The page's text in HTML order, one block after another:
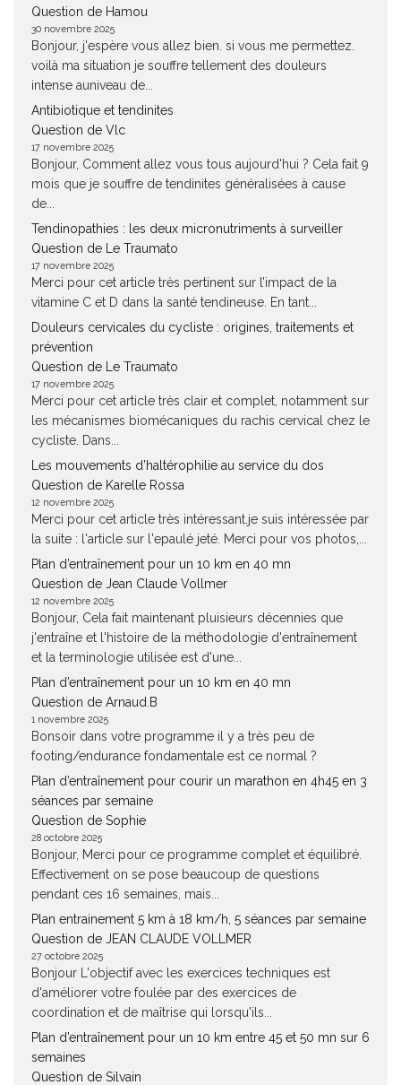
Question de Hamou
30 novembre 2025
Bonjour, j'espère vous allez bien. si vous me permettez.
voilà ma situation je souffre tellement des douleurs
intense auniveau de...
Antibiotique et tendinites
Question de Vlc
17 novembre 2025
Bonjour, Comment allez vous tous aujourd'hui ? Cela fait 9
mois que je souffre de tendinites généralisées à cause
de...
Tendinopathies : les deux micronutriments à surveiller
Question de Le Traumato
17 novembre 2025
Merci pour cet article très pertinent sur l’impact de la
vitamine C et D dans la santé tendineuse. En tant...
Douleurs cervicales du cycliste : origines, traitements et
prévention
Question de Le Traumato
17 novembre 2025
Merci pour cet article très clair et complet, notamment sur
les mécanismes biomécaniques du rachis cervical chez le
cycliste. Dans...
Les mouvements d’haltérophilie au service du dos
Question de Karelle Rossa
12 novembre 2025
Merci pour cet article très intéressant.je suis intéressée par
la suite : l'article sur l'epaulé jeté. Merci pour vos photos,...
Plan d’entraînement pour un 10 km en 40 mn
Question de Jean Claude Vollmer
12 novembre 2025
Bonjour, Cela fait maintenant pluisieurs décennies que
j'entraîne et l'histoire de la méthodologie d'entraînement
et la terminologie utilisée est d'une...
Plan d’entraînement pour un 10 km en 40 mn
Question de Arnaud.B
1 novembre 2025
Bonsoir dans votre programme il y a très peu de
footing/endurance fondamentale est ce normal ?
Plan d’entraînement pour courir un marathon en 4h45 en 3
séances par semaine
Question de Sophie
28 octobre 2025
Bonjour, Merci pour ce programme complet et équilibré.
Effectivement on se pose beaucoup de questions
pendant ces 16 semaines, mais...
Plan entrainement 5 km à 18 km/h, 5 séances par semaine
Question de JEAN CLAUDE VOLLMER
27 octobre 2025
Bonjour L'objectif avec les exercices techniques est
d'améliorer votre foulée par des exercices de
coordination et de maîtrise qui lorsqu'ils...
Plan d’entraînement pour un 10 km entre 45 et 50 mn sur 6
semaines
Question de Silvain